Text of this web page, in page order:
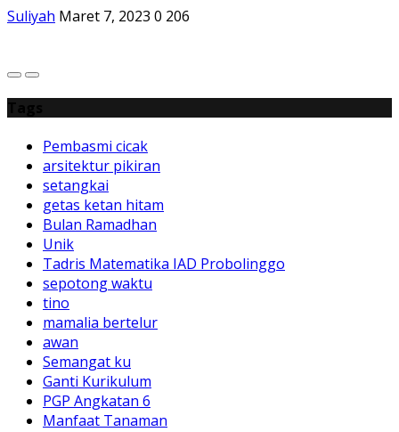
Suliyah Maret 7, 2023 0 206
Pembasmi cicak
arsitektur pikiran
setangkai
getas ketan hitam
Bulan Ramadhan
Unik
Tadris Matematika IAD Probolinggo
sepotong waktu
tino
mamalia bertelur
awan
Semangat ku
Ganti Kurikulum
PGP Angkatan 6
Manfaat Tanaman